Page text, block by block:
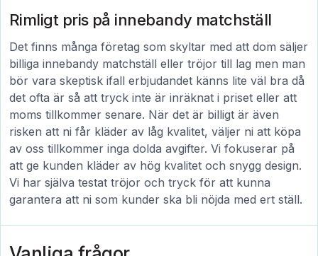
Rimligt pris på innebandy matchställ
Det finns många företag som skyltar med att dom säljer
billiga innebandy matchställ eller tröjor till lag men man
bör vara skeptisk ifall erbjudandet känns lite väl bra då
det ofta är så att tryck inte är inräknat i priset eller att
moms tillkommer senare. När det är billigt är även
risken att ni får kläder av låg kvalitet, väljer ni att köpa
av oss tillkommer inga dolda avgifter. Vi fokuserar på
att ge kunden kläder av hög kvalitet och snygg design.
Vi har själva testat tröjor och tryck för att kunna
garantera att ni som kunder ska bli nöjda med ert ställ.